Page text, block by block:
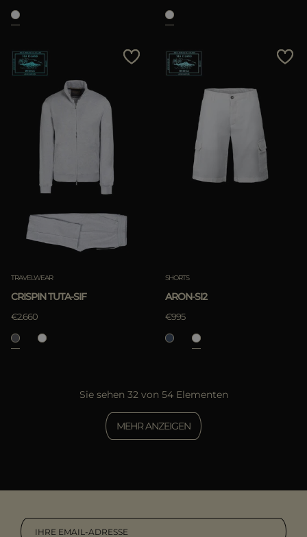
TRAVELWEAR
CRISPIN TUTA-SIF
€2.660
SHORTS
ARON-SI2
€995
Sie sehen 32 von 54 Elementen
MEHR ANZEIGEN